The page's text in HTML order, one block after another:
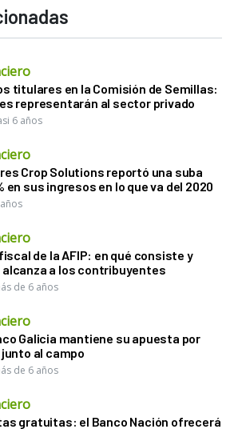
titulares en la Comisión de Semillas:
representarán al sector privado
6 años
Crop Solutions reportó una suba
en sus ingresos en lo que va del 2020
de la AFIP: en qué consiste y
alcanza a los contribuyentes
de 6 años
Galicia mantiene su apuesta por
al campo
de 6 años
gratuitas: el Banco Nación ofrecerá